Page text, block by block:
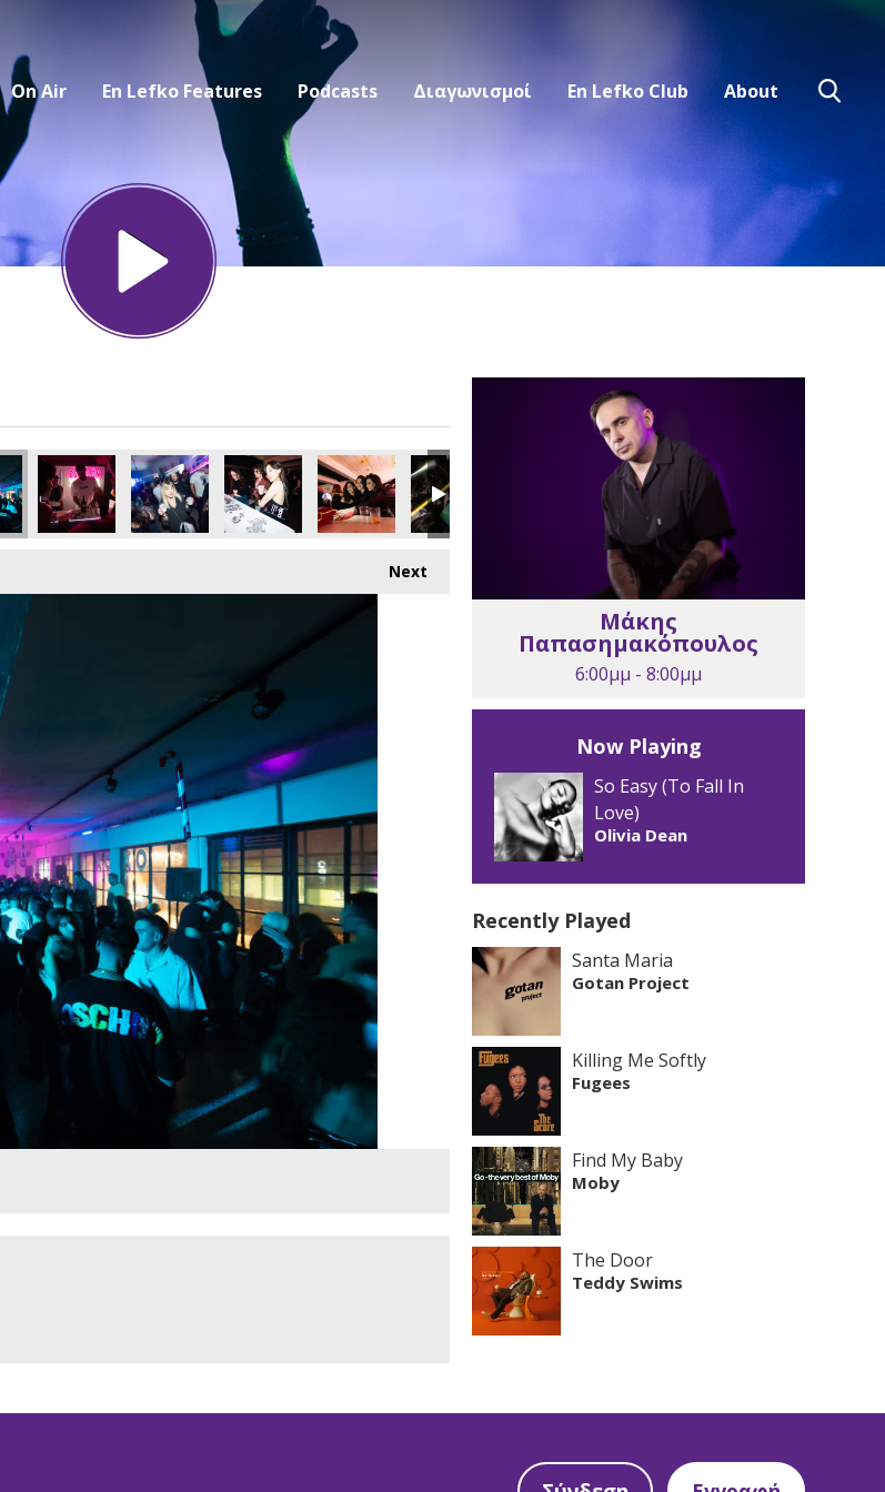
On Air En Lefko Features Podcasts Διαγωνισμοί En Lefko Club About
Next
Μάκης
Παπασημακόπουλος
6:00μμ - 8:00μμ
Now Playing
So Easy (To Fall In
Love)
Olivia Dean
Recently Played
Santa Maria
Gotan Project
Killing Me Softly
Fugees
Find My Baby
Moby
The Door
Teddy Swims